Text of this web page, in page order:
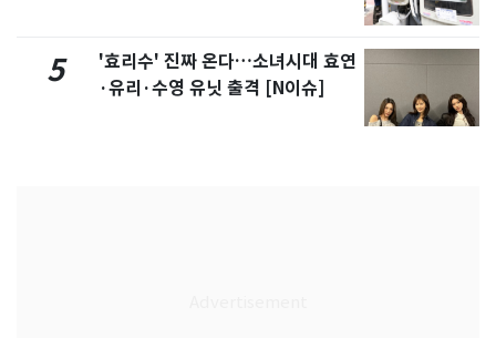
5
'효리수' 진짜 온다…소녀시대 효연
·유리·수영 유닛 출격 [N이슈]